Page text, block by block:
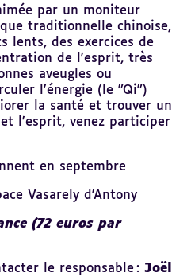
par un moniteur
traditionnelle chinoise,
lents, des exercices de
de l'esprit, très
aveugles ou
l'énergie (le "Qi")
la santé et trouver un
l'esprit, venez participer
en septembre
Vasarely d'Antony
(72 euros par
le responsable : Joël